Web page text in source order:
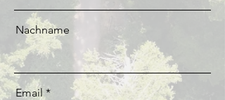
Nachname
Email